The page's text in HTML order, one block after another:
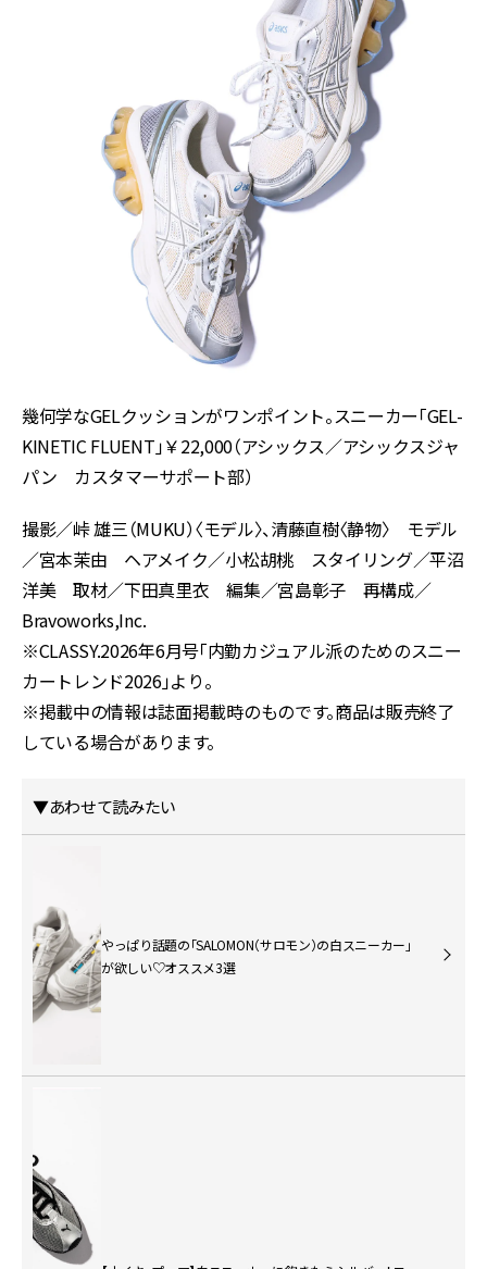
幾何学なGELクッションがワンポイント。スニーカー「GEL-
KINETIC FLUENT」￥22,000（アシックス／アシックスジャ
パン カスタマーサポート部）
撮影／峠 雄三（MUKU）〈モデル〉、清藤直樹〈静物〉 モデル
／宮本茉由 ヘアメイク／小松胡桃 スタイリング／平沼
洋美 取材／下田真里衣 編集／宮島彰子 再構成／
Bravoworks,Inc.
※CLASSY.2026年6月号「内勤カジュアル派のためのスニー
カートレンド2026」より。
※掲載中の情報は誌面掲載時のものです。商品は販売終了
している場合があります。
▼あわせて読みたい
やっぱり話題の「SALOMON（サロモン）の白スニーカー」
が欲しい♡オススメ3選